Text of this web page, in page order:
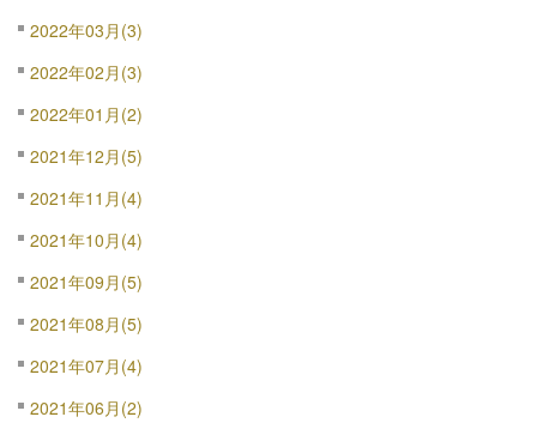
2022年03月(3)
2022年02月(3)
2022年01月(2)
2021年12月(5)
2021年11月(4)
2021年10月(4)
2021年09月(5)
2021年08月(5)
2021年07月(4)
2021年06月(2)